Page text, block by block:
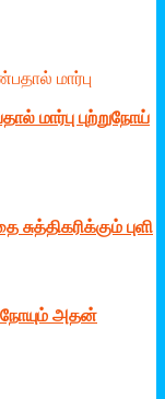
மார்பு புற்றுநோய்
புளி
நோயும் அதன்